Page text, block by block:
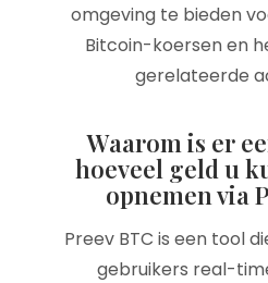
omgeving te bieden
Bitcoin-koersen en
gerelateerde
Waarom is er
hoeveel geld u
opnemen via
Preev BTC is een tool
gebruikers real-